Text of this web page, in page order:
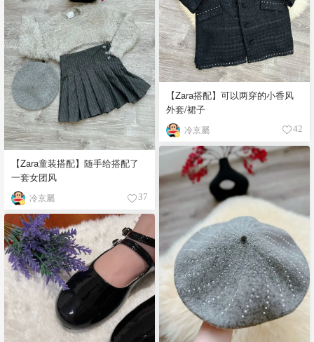
【Zara搭配】可以两穿的小香风
外套/裙子
冷京屬 42
【Zara童装搭配】随手给搭配了
一套女团风
冷京屬 37